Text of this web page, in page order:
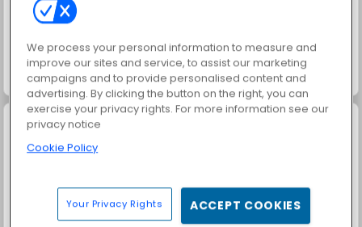
Juice Merge Grand Mahjong Connect
Trollface Quest: USA 2 Jewel Garden Story
We process your personal information to measure and
improve our sites and service, to assist our marketing
campaigns and to provide personalised content and
advertising. By clicking the button on the right, you can
exercise your privacy rights. For more information see our
privacy notice
Cookie Policy
Your Privacy Rights ACCEPT COOKIES